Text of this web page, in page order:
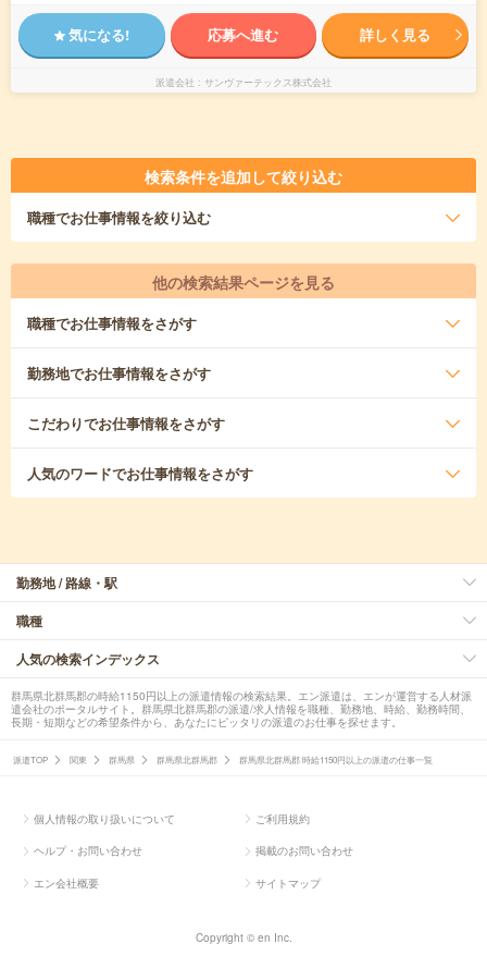
気になる! 応募へ進む 詳しく見る
派遣会社 サンヴァーテックス株式会社
検索条件を追加して絞り込む
職種でお仕事情報を絞り込む
他の検索結果ページを見る
職種でお仕事情報をさがす
勤務地でお仕事情報をさがす
こだわりでお仕事情報をさがす
人気のワードでお仕事情報をさがす
勤務地 / 路線・駅
職種
人気の検索インデックス
群馬県北群馬郡の時給1150円以上の派遣情報の検索結果。エン派遣は、エンが運営する人材派
遣会社のポータルサイト。群馬県北群馬郡の派遣/求人情報を職種、勤務地、時給、勤務時間、
長期・短期などの希望条件から、あなたにピッタリの派遣のお仕事を探せます。
派遣TOP 関東 群馬県 群馬県北群馬郡 群馬県北群馬郡 時給1150円以上の派遣の仕事一覧
個人情報の取り扱いについて ご利用規約
ヘルプ・お問い合わせ 掲載のお問い合わせ
エン会社概要 サイトマップ
Copyright © en Inc.